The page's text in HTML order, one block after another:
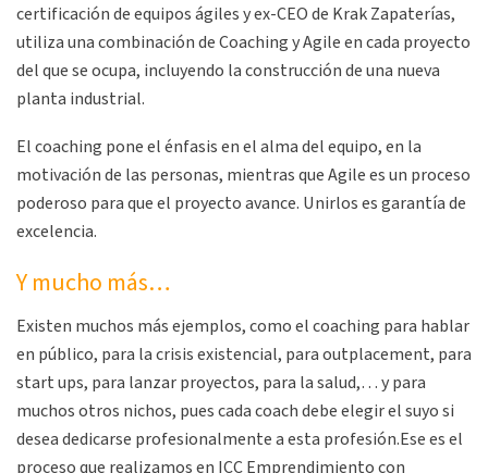
certificación de equipos ágiles y ex-CEO de Krak Zapaterías,
utiliza una combinación de Coaching y Agile en cada proyecto
del que se ocupa, incluyendo la construcción de una nueva
planta industrial.
El coaching pone el énfasis en el alma del equipo, en la
motivación de las personas, mientras que Agile es un proceso
poderoso para que el proyecto avance. Unirlos es garantía de
excelencia.
Y mucho más…
Existen muchos más ejemplos, como el coaching para hablar
en público, para la crisis existencial, para outplacement, para
start ups, para lanzar proyectos, para la salud,… y para
muchos otros nichos, pues cada coach debe elegir el suyo si
desea dedicarse profesionalmente a esta profesión.Ese es el
proceso que realizamos en ICC Emprendimiento con